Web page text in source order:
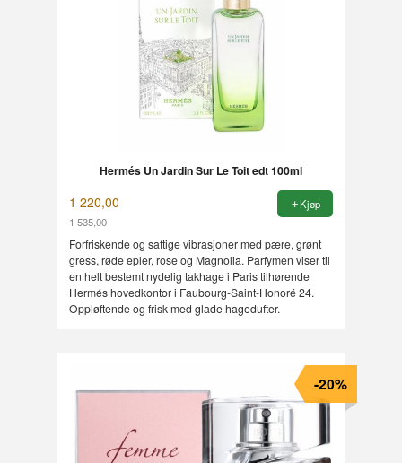
Hermés Un Jardin Sur Le Toit edt 100ml
1 220,00
1 535,00
Rabatt
Kjøp
Forfriskende og saftige vibrasjoner med pære, grønt
gress, røde epler, rose og Magnolia. Parfymen viser til
en helt bestemt nydelig takhage i Paris tilhørende
Hermés hovedkontor i Faubourg-Saint-Honoré 24.
Oppløftende og frisk med glade hagedufter.
-20%